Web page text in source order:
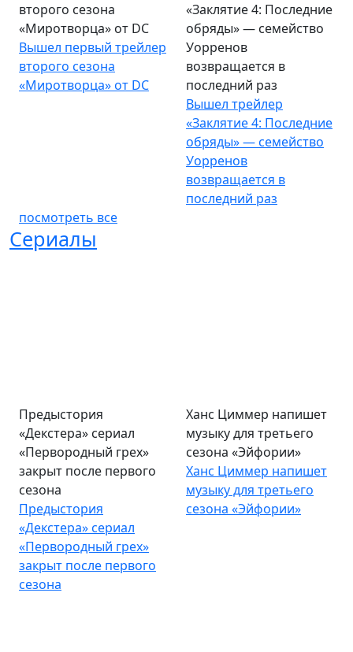
второго сезона
«Миротворца» от DC
Вышел первый трейлер
второго сезона
«Миротворца» от DC
«Заклятие 4: Последние
обряды» — семейство
Уорренов
возвращается в
последний раз
Вышел трейлер
«Заклятие 4: Последние
обряды» — семейство
Уорренов
возвращается в
последний раз
посмотреть все
Сериалы
Предыстория
«Декстера» сериал
«Первородный грех»
закрыт после первого
сезона
Предыстория
«Декстера» сериал
«Первородный грех»
закрыт после первого
сезона
Ханс Циммер напишет
музыку для третьего
сезона «Эйфории»
Ханс Циммер напишет
музыку для третьего
сезона «Эйфории»